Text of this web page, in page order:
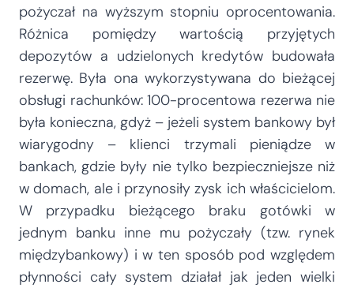
pożyczał na wyższym stopniu oprocentowania.
Różnica pomiędzy wartością przyjętych
depozytów a udzielonych kredytów budowała
rezerwę. Była ona wykorzystywana do bieżącej
obsługi rachunków: 100-procentowa rezerwa nie
była konieczna, gdyż – jeżeli system bankowy był
wiarygodny – klienci trzymali pieniądze w
bankach, gdzie były nie tylko bezpieczniejsze niż
w domach, ale i przynosiły zysk ich właścicielom.
W przypadku bieżącego braku gotówki w
jednym banku inne mu pożyczały (tzw. rynek
międzybankowy) i w ten sposób pod względem
płynności cały system działał jak jeden wielki